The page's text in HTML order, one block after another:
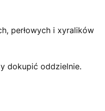
perłowych i xyralików
dokupić oddzielnie.